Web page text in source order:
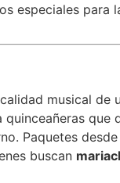
especiales para
musical de
quinceañeras que
Paquetes
buscan